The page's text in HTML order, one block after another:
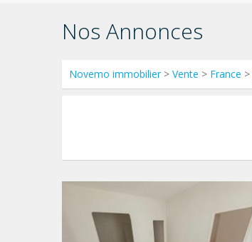
Nos Annonces
Novemo immobilier> Vente > France >